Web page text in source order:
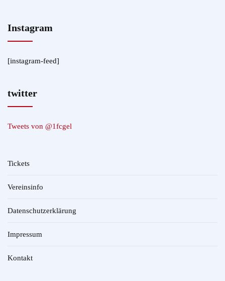
Instagram
[instagram-feed]
twitter
Tweets von @1fcgel
Tickets
Vereinsinfo
Datenschutzerklärung
Impressum
Kontakt